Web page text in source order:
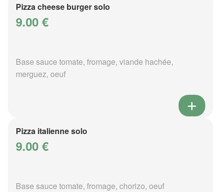
Pizza cheese burger solo
9.00 €
Base sauce tomate, fromage, viande hachée,
merguez, oeuf
Pizza italienne solo
9.00 €
Base sauce tomate, fromage, chorizo, oeuf